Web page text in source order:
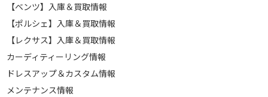
【ベンツ】入庫＆買取情報
【ポルシェ】入庫＆買取情報
【レクサス】入庫＆買取情報
カーディティーリング情報
ドレスアップ＆カスタム情報
メンテナンス情報